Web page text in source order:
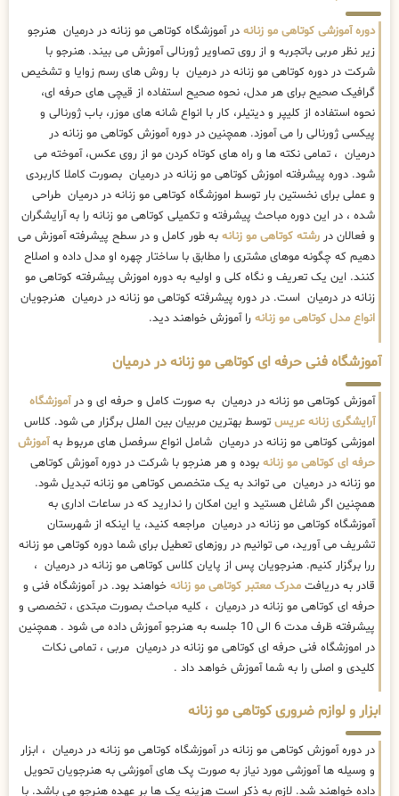
دوره آموزشی کوتاهی مو زنانه در آموزشگاه کوتاهی مو زنانه در درمیان هنرجو
زیر نظر مربی باتجربه و از روی تصاویر ژورنالی آموزش می بیند. هنرجو با
شرکت در دوره کوتاهی مو زنانه در درمیان با روش های رسم زوایا و تشخیص
گرافیک صحیح برای هر مدل، نحوه صحیح استفاده از قیچی های حرفه ای،
نحوه استفاده از کلیپر و دیتیلر، کار با انواع شانه های موزر، باب ژورنالی و
پیکسی ژورنالی را می آموزد. همچنین در دوره آموزش کوتاهی مو زنانه در
درمیان ، تمامی نکته ها و راه های کوتاه کردن مو از روی عکس، آموخته می
شود. دوره پیشرفته اموزش کوتاهی مو زنانه در درمیان بصورت کاملا کاربردی
و عملی برای نخستین بار توسط اموزشگاه کوتاهی مو زنانه در درمیان طراحی
شده ، در این دوره مباحث پیشرفته و تکمیلی کوتاهی مو زنانه را به آرایشگران
و فعالان در رشته کوتاهی مو زنانه به طور کامل و در سطح پیشرفته آموزش می
دهیم که چگونه موهای مشتری را مطابق با ساختار چهره او مدل داده و اصلاح
کنند. این یک تعریف و نگاه کلی و اولیه به دوره اموزش پیشرفته کوتاهی مو
زنانه در درمیان است. در دوره پیشرفته کوتاهی مو زنانه در درمیان هنرجویان
انواع مدل کوتاهی مو زنانه را آموزش خواهند دید.
آموزشگاه فنی حرفه ای کوتاهی مو زنانه در درمیان
آموزش کوتاهی مو زنانه در درمیان به صورت کامل و حرفه ای و درآموزشگاه
آرایشگری زنانه عریس توسط بهترین مربیان بین الملل برگزار می شود. کلاس
اموزشی کوتاهی مو زنانه در درمیان شامل انواع سرفصل های مربوط بهآموزش
حرفه ای کوتاهی مو زنانه بوده و هر هنرجو با شرکت در دوره آموزش کوتاهی
مو زنانه در درمیان می تواند به یک متخصص کوتاهی مو زنانه تبدیل شود.
همچنین اگر شاغل هستید و این امکان را ندارید که در ساعات اداری به
آموزشگاه کوتاهی مو زنانه در درمیان مراجعه کنید، یا اینکه از شهرستان
تشریف می آورید، می توانیم در روزهای تعطیل برای شما دوره کوتاهی مو زنانه
ررا برگزار کنیم. هنرجویان پس از پایان کلاس کوتاهی مو زنانه در درمیان ،
قادر به دریافت مدرک معتبر کوتاهی مو زنانه خواهند بود. در آموزشگاه فنی و
حرفه ای کوتاهی مو زنانه در درمیان ، کلیه مباحث بصورت مبتدی ، تخصصی و
پیشرفته ظرف مدت 6 الی 10 جلسه به هنرجو آموزش داده می شود . همچنین
در اموزشگاه فنی حرفه ای کوتاهی مو زنانه در درمیان مربی ، تمامی نکات
کلیدی و اصلی را به شما آموزش خواهد داد .
ابزار و لوازم ضروری کوتاهی مو زنانه
در دوره آموزش کوتاهی مو زنانه در آموزشگاه کوتاهی مو زنانه در درمیان ، ابزار
و وسیله ها آموزشی مورد نیاز به صورت پک های آموزشی به هنرجویان تحویل
داده خواهند شد. لازم به ذکر است هزینه پک ها بر عهده هنرجو می باشد. با